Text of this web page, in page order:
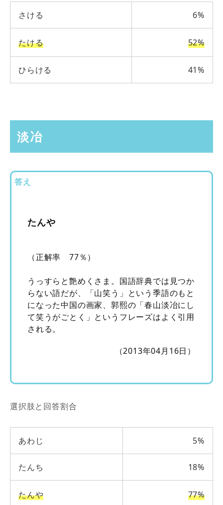
さける 6%
たける 52%
ひらける 41%
淡冶
答え
たんや
（正解率 77％）
うっすらと艶めくさま。国語辞典では見つか
らない語だが、「山笑う」という季語のもと
になった中国の画家、郭熙の「春山淡冶にし
て笑うがごとく」というフレーズはよく引用
される。
（2013年04月16日）
選択肢と回答割合
あわじ 5%
たんち 18%
たんや 77%